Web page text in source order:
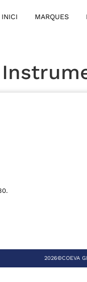
INICI MARQUES
2026©COEVA